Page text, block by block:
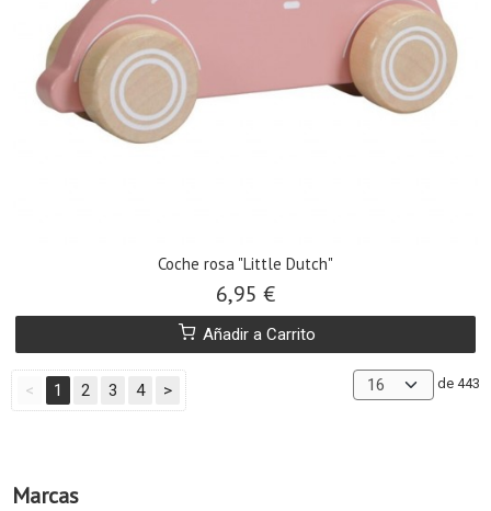
Marcas
Coche rosa "Little Dutch"
6,95 €
Añadir a Carrito
< 1 2 3 4 > de 443